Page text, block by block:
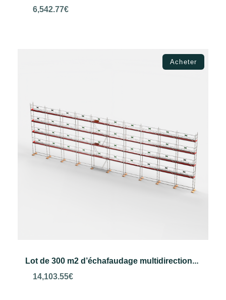
6,542.77€
Acheter
Lot de 300 m2 d’échafaudage multidirectionnel VERO
14,103.55€